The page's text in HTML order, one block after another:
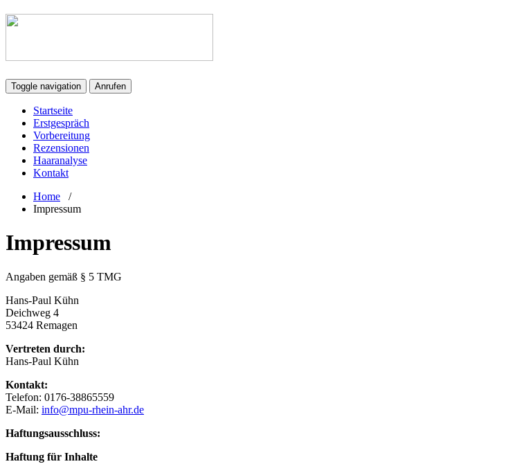
Toggle navigation Anrufen
Startseite
Erstgespräch
Vorbereitung
Rezensionen
Haaranalyse
Kontakt
Home /
Impressum
Impressum
Angaben gemäß § 5 TMG
Hans-Paul Kühn
Deichweg 4
53424 Remagen
Vertreten durch:
Hans-Paul Kühn
Kontakt:
Telefon: 0176-38865559
E-Mail: info@mpu-rhein-ahr.de
Haftungsausschluss:
Haftung für Inhalte